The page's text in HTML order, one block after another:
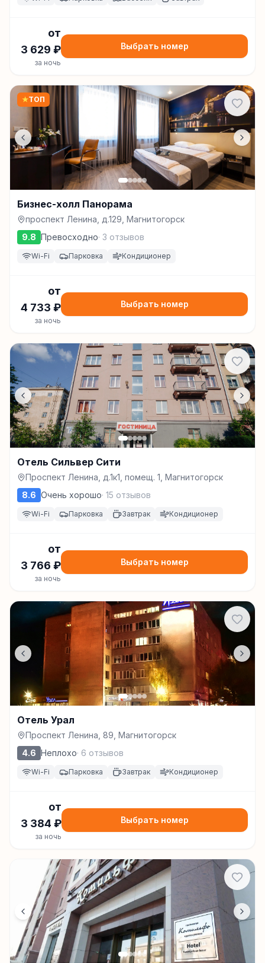
от
3 629 ₽
за ночь
Выбрать номер
★ТОП
Бизнес-холл Панорама
проспект Ленина, д.129, Магнитогорск
9.8 Превосходно· 3 отзывов
Wi-Fi Парковка Кондиционер
от
4 733 ₽
за ночь
Выбрать номер
Отель Сильвер Сити
Проспект Ленина, д.1к1, помещ. 1, Магнитогорск
8.6 Очень хорошо· 15 отзывов
Wi-Fi Парковка Завтрак Кондиционер
от
3 766 ₽
за ночь
Выбрать номер
Отель Урал
Проспект Ленина, 89, Магнитогорск
4.6 Неплохо· 6 отзывов
Wi-Fi Парковка Завтрак Кондиционер
от
3 384 ₽
за ночь
Выбрать номер